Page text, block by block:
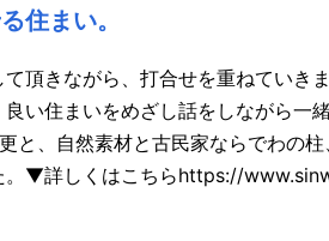
住まい。
頂きながら、打合せを重ねていき
い住まいをめざし話をしながら一
と、自然素材と古民家ならでわの柱
。▼詳しくはこちらhttps://